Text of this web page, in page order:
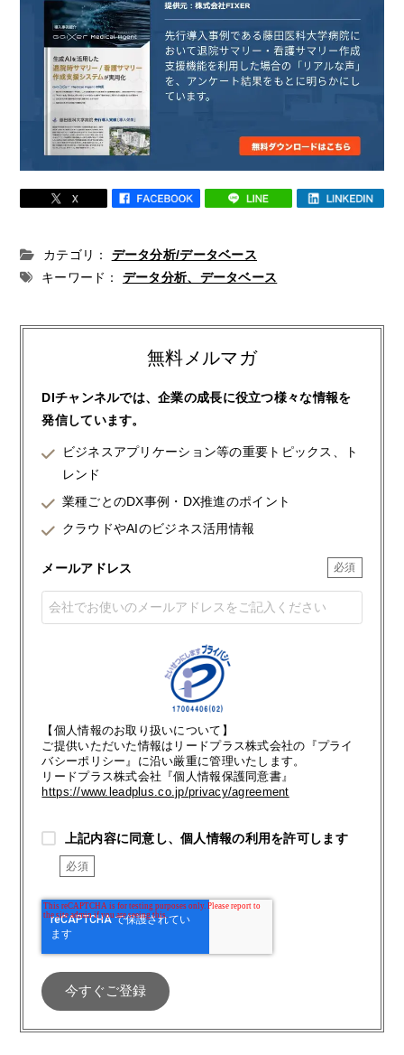
カテゴリ：
データ分析/データベース
キーワード：
データ分析、データベース
無料メルマガ
DIチャンネルでは、企業の成長に役立つ様々な情報を
発信しています。
ビジネスアプリケーション等の重要トピックス、ト
レンド
業種ごとのDX事例・DX推進のポイント
クラウドやAIのビジネス活用情報
メールアドレス
【個人情報のお取り扱いについて】
ご提供いただいた情報はリードプラス株式会社の『プライ
バシーポリシー』に沿い厳重に管理いたします。
リードプラス株式会社『個人情報保護同意書』
https://www.leadplus.co.jp/privacy/agreement
上記内容に同意し、個人情報の利用を許可します